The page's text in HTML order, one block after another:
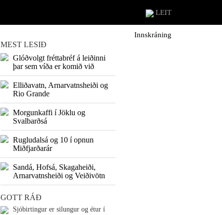
LEIT
Innskráning
MEST LESIÐ
Glóðvolgt fréttabréf á leiðinni
þar sem víða er komið við
Elliðavatn, Arnarvatnsheiði og
Rio Grande
Morgunkaffi í Jöklu og
Svalbarðsá
Rugludalsá og 10 í opnun
Miðfjarðarár
Sandá, Hofsá, Skagaheiði,
Arnarvatnsheiði og Veiðivötn
GOTT RÁÐ
Sjóbirtingur er silungur og étur í